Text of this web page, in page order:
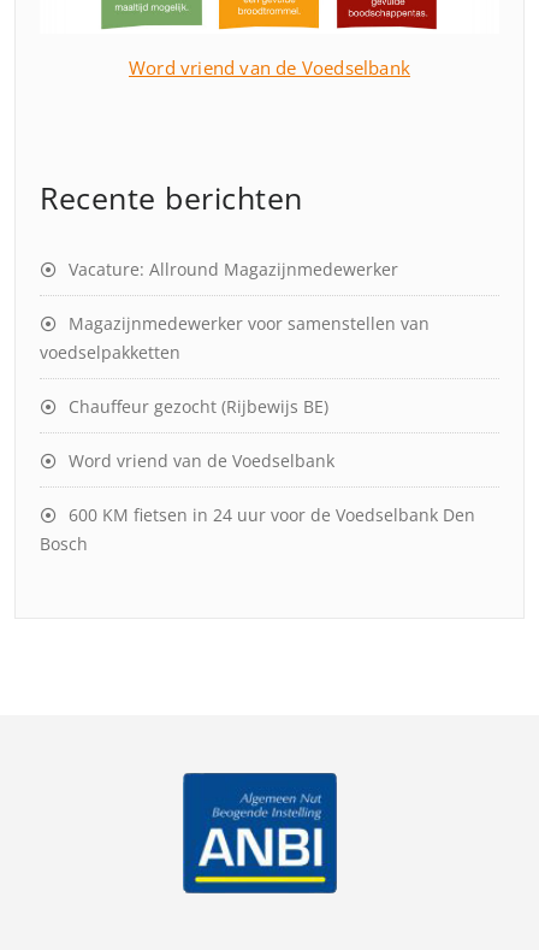
Word vriend van de Voedselbank
Recente berichten
Vacature: Allround Magazijnmedewerker
Magazijnmedewerker voor samenstellen van
voedselpakketten
Chauffeur gezocht (Rijbewijs BE)
Word vriend van de Voedselbank
600 KM fietsen in 24 uur voor de Voedselbank Den
Bosch